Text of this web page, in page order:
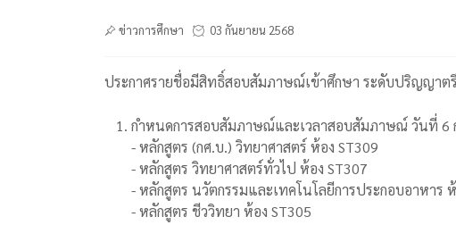
ข่าวการศึกษา 03 กันยายน 2568
ประกาศรายชื่อมีสิทธิ์สอบสัมภาษณ์เข้าศึกษา ระดับปริญญาต
กำหนดการสอบสัมภาษณ์และเวลาสอบสัมภาษณ์ วันที่ 6
- หลักสูตร (กศ.บ.) วิทยาศาสตร์ ห้อง ST309
- หลักสูตร วิทยาศาสตร์ทั่วไป ห้อง ST307
- หลักสูตร นวัตกรรมและเทคโนโลยีการประกอบอาหาร
- หลักสูตร ชีววิทยา ห้อง ST305